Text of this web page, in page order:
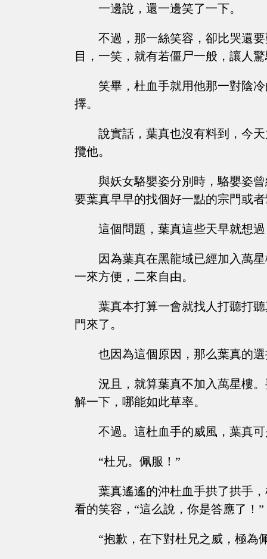
一邊說，還一邊笑了一下。
不過，那一絲笑容，卻比哭還
目，一笑，就有若僵尸一般，讓人
笑畢，杜血手就用他那一對陰
擇。
說實話，葉真也沒有料到，今
攬他。
與妖女駱嬰姿分別時，駱嬰姿
要葉真早早的找個好一點的宗門或
這個問題，葉真這些天早就想
因為葉真在黑龍域已經加入萬
一來方便，二來自由。
葉真本打算一會就找人打聽打
門來了。
也因為這個原因，那么葉真的
況且，就算葉真不加入萬星樓
解一下，哪能如此草率。
不過。這杜血手的威風，葉真
“杜兄。佩服！”
葉真遙遙的沖杜血手拱了拱手
看的笑容，“這么說，你是答應了！”
“抱歉，在下對杜兄之威，極為